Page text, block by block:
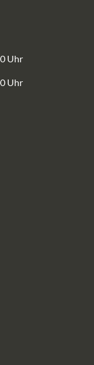
Uhr
Uhr